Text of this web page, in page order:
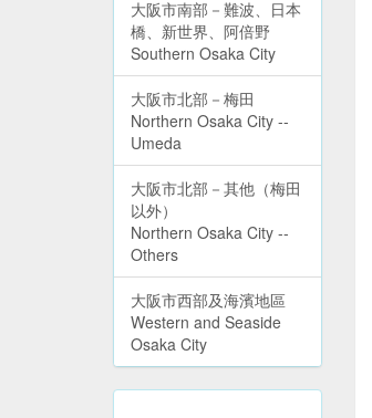
大阪市南部－難波、日本
橋、新世界、阿倍野
Southern Osaka City
大阪市北部－梅田
Northern Osaka City --
Umeda
大阪市北部－其他（梅田
以外）
Northern Osaka City --
Others
大阪市西部及海濱地區
Western and Seaside
Osaka City